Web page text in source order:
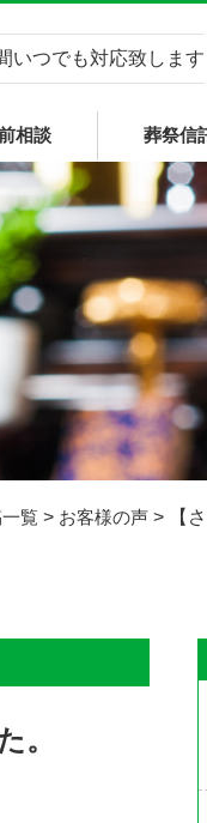
いつでも対応致します
相談 葬祭信
覧 > お客様の声 > 【
。